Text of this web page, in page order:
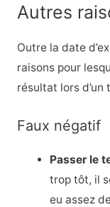
Autres
Outre la date
raisons pour
résultat lors d’un
Faux négatif
Passer le
trop tôt, il
eu assez